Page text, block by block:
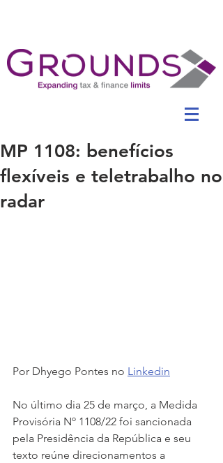
MP 1108: benefícios
flexíveis e teletrabalho no
radar
Por Dhyego Pontes no Linkedin
No último dia 25 de março, a Medida
Provisória Nº 1108/22 foi sancionada
pela Presidência da República e seu
texto reúne direcionamentos a